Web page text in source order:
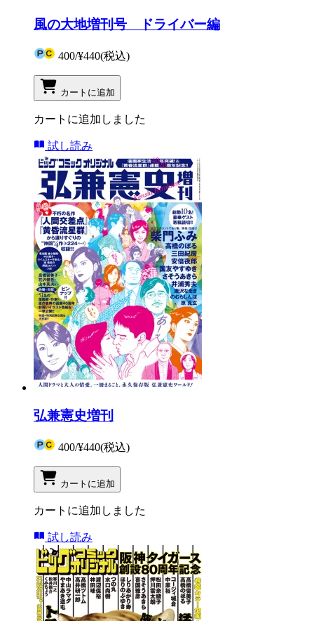
風の大地増刊号 ドライバー編
400/¥440(税込)
カートに追加
カートに追加しました
試し読み
弘兼憲史増刊
400/¥440(税込)
カートに追加
カートに追加しました
試し読み